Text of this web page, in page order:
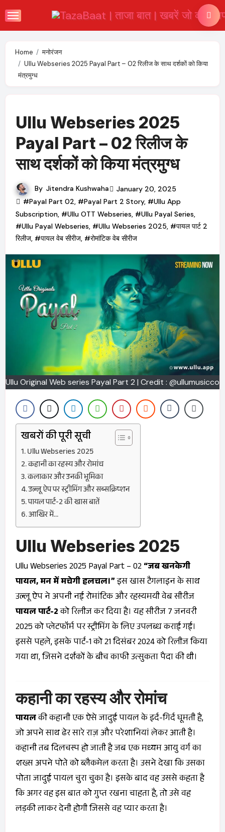
to
Home
मनोरंजन
Ullu Webseries 2025 Payal Part – 02 रिलीज के साथ दर्शकों को किया
मंत्रमुग्ध
Ullu Webseries 2025
Payal Part – 02 रिलीज के
साथ दर्शकों को किया मंत्रमुग्ध
By Jitendra Kushwaha
January 20, 2025
#Payal Part 02, #Payal Part 2 Story, #Ullu App
Subscription, #Ullu OTT Webseries, #Ullu Payal Series,
#Ullu Payal Webseries, #Ullu Webseries 2025, #पायल पार्ट 2
रिलीज, #पायल वेब सीरीज, #रोमांटिक वेब सीरीज
Ullu Original Web series Payal Part 2 | Credit : @ullumusicco
खबरों की पूरी सूची
Ullu Webseries 2025
कहानी का रहस्य और रोमांच
कलाकार और उनकी भूमिका
उल्लू ऐप पर स्ट्रीमिंग और सब्सक्रिप्शन
पायल पार्ट-2 की खास बातें
आखिर में…
Ullu Webseries 2025
Ullu Webseries 2025 Payal Part – 02“जब खनकेगी
पायल, मन में मचेगी हलचल।”इस खास टैगलाइन के साथ
उल्लू ऐप ने अपनी नई रोमांटिक और रहस्यमयी वेब सीरीज
पायल पार्ट-2को रिलीज कर दिया है। यह सीरीज 7 जनवरी
2025 को प्लेटफॉर्म पर स्ट्रीमिंग के लिए उपलब्ध कराई गई।
इससे पहले, इसके पार्ट-1 को 21 दिसंबर 2024 को रिलीज किया
गया था, जिसने दर्शकों के बीच काफी उत्सुकता पैदा की थी।
कहानी का रहस्य और रोमांच
पायलकी कहानी एक ऐसे जादुई पायल के इर्द-गिर्द घूमती है,
जो अपने साथ ढेर सारे राज़ और परेशानियां लेकर आती है।
कहानी तब दिलचस्प हो जाती है जब एक मध्यम आयु वर्ग का
शख्स अपने पोते को ब्लैकमेल करता है। उसने देखा कि उसका
पोता जादुई पायल चुरा चुका है। इसके बाद वह उससे कहता है
कि अगर वह इस बात को गुप्त रखना चाहता है, तो उसे वह
लड़की लाकर देनी होगी जिससे वह प्यार करता है।